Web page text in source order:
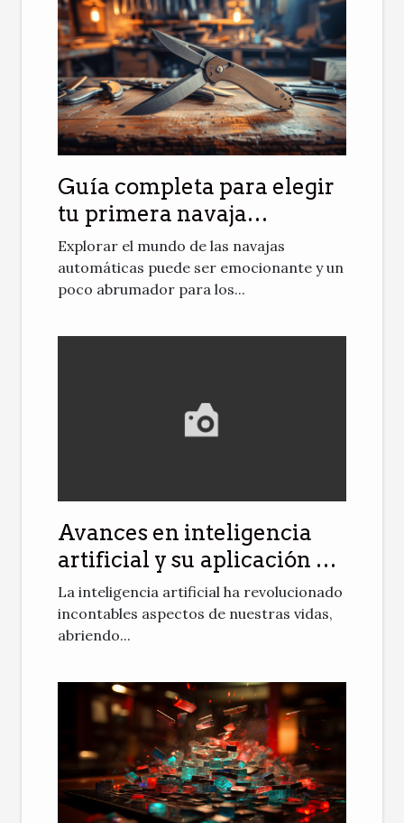
Guía completa para elegir
tu primera navaja
automática
Explorar el mundo de las navajas
automáticas puede ser emocionante y un
poco abrumador para los...
Avances en inteligencia
artificial y su aplicación en
la personalización de
contenido para adultos
La inteligencia artificial ha revolucionado
incontables aspectos de nuestras vidas,
abriendo...